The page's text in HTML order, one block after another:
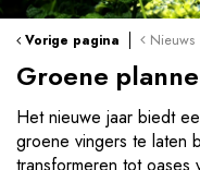
Vorige pagina Nieuws
Groene
Het nieuwe jaar biedt
groene vingers te laten